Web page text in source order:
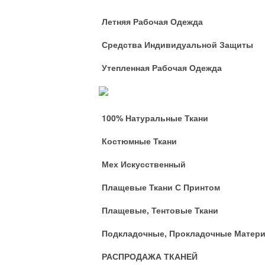
Летняя Рабочая Одежда
Средства Индивидуальной Защиты
Утепленная Рабочая Одежда
100% Натуральные Ткани
Костюмные Ткани
Мех Искусственный
Плащевые Ткани С Принтом
Плащевые, Тентовые Ткани
Подкладочные, Прокладочные
РАСПРОДАЖА ТКАНЕЙ